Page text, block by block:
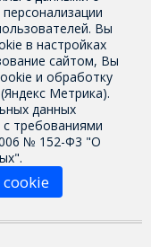
Вы
в настройках
сайтом, Вы
и обработку
Метрика).
данных
требованиями
№ 152-Ф3 "О